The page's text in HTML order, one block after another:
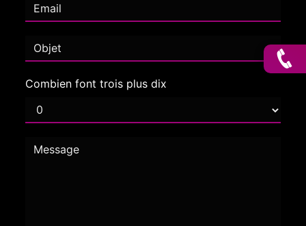
Combien font trois plus dix